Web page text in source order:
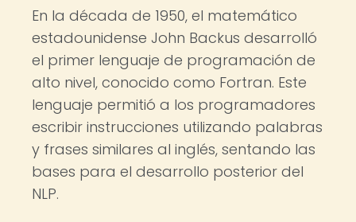
En la década de 1950, el matemático
estadounidense John Backus desarrolló
el primer lenguaje de programación de
alto nivel, conocido como Fortran. Este
lenguaje permitió a los programadores
escribir instrucciones utilizando palabras
y frases similares al inglés, sentando las
bases para el desarrollo posterior del
NLP.